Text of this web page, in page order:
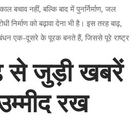
बचाव नहीं, बल्कि बाद में पुनर्निर्माण, जल
निर्माण को बढ़ावा देना भी है। इस तरह बाढ़,
एक-दूसरे के पूरक बनते हैं, जिससे पूरे राष्ट्र
से जुड़ी खबरें
रख